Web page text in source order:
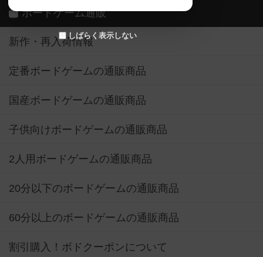
しばらく表示しない
ボードゲーム通販
新作・再入荷情報
定番ボードゲームの通販商品
国産ボードゲームの通販商品
子供向けボードゲームの通販商品
2人用ボードゲームの通販商品
20分以下のボードゲームの通販商品
60分以上のボードゲームの通販商品
割引購入！ボドクーポンについて